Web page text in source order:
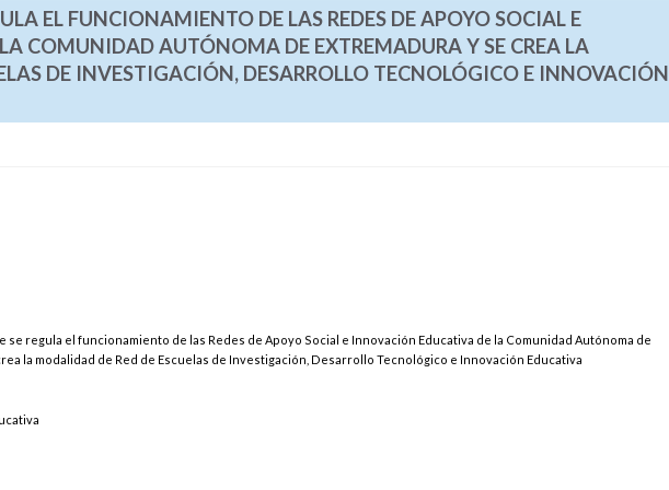
EL FUNCIONAMIENTO DE LAS REDES DE APOYO SOCIAL E
COMUNIDAD AUTÓNOMA DE EXTREMADURA Y SE CREA LA
DE INVESTIGACIÓN, DESARROLLO TECNOLÓGICO E INNOVACIÓN
se regula el funcionamiento de las Redes de Apoyo Social e Innovación Educativa de la Comunidad Autónoma de
la modalidad de Red de Escuelas de Investigación, Desarrollo Tecnológico e Innovación Educativa